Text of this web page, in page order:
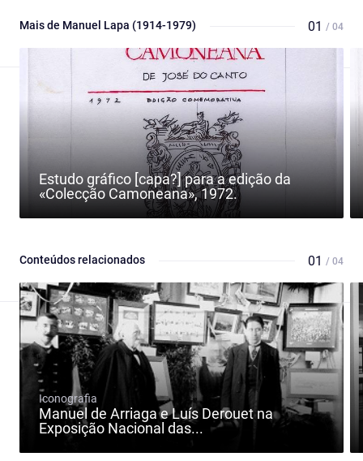
Mais de Manuel Lapa (1914-1979) 01 / 04
Estudo gráfico [capa?] para a edição da
«Colecção Camoneana», 1972.
Conteúdos relacionados 01 / 04
Iconografia
Manuel de Arriaga e Luís Derouet na
Exposição Nacional das...